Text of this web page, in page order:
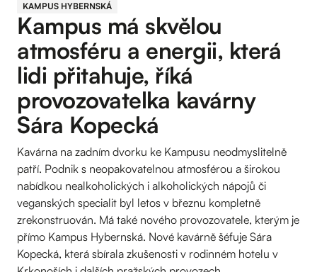
KAMPUS HYBERNSKÁ
Kampus má skvělou
atmosféru a energii, která
lidi přitahuje, říká
provozovatelka kavárny
Sára Kopecká
Kavárna na zadním dvorku ke Kampusu neodmyslitelně
patří. Podnik s neopakovatelnou atmosférou a širokou
nabídkou nealkoholických i alkoholických nápojů či
veganských specialit byl letos v březnu kompletně
zrekonstruován. Má také nového provozovatele, kterým je
přímo Kampus Hybernská. Nové kavárně šéfuje Sára
Kopecká, která sbírala zkušenosti v rodinném hotelu v